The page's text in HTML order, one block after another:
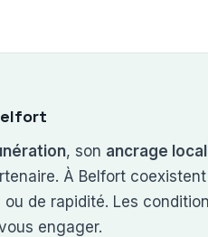
, son ancrage local
À Belfort
de rapidité. Les
engager.